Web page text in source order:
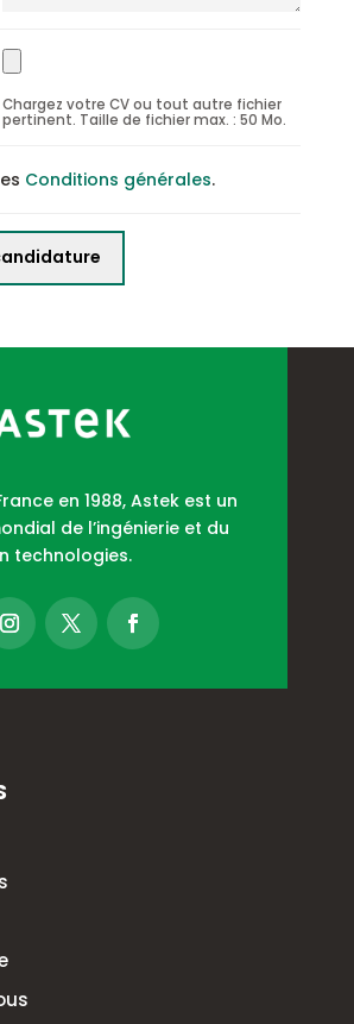
Chargez votre CV ou tout autre fichier
pertinent. Taille de fichier max. : 50 Mo.
Conditions générales.
en 1988, Astek est un
de l’ingénierie et du
technologies.